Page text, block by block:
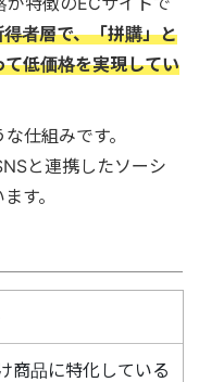
者層で、「拼購」と
低価格を実現してい
仕組みです。
と連携したソーシ
す。
商品に特化している